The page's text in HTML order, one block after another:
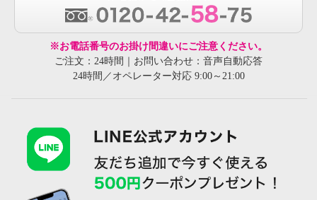
※お電話番号のお掛け間違いにご注意ください。
ご注文：24時間｜お問い合わせ：音声自動応答
24時間／オペレーター対応 9:00～21:00